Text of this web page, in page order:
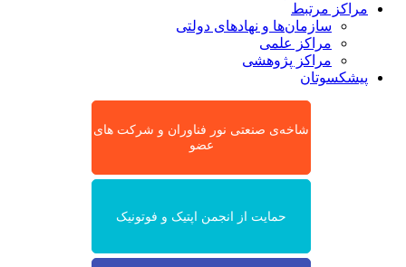
مراکز مرتبط
سازمان‌ها و نهادهای دولتی
مراکز علمی
مراکز پژوهشی
پیشکسوتان
شاخه‌ی صنعتی نور فناوران و شرکت های
عضو
حمایت از انجمن اپتیک و فوتونیک